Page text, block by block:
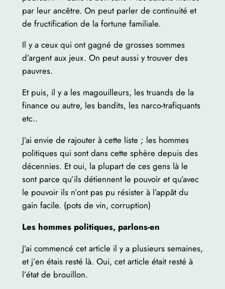
par leur ancêtre. On peut parler de continuité et
de fructification de la fortune familiale.
Il y a ceux qui ont gagné de grosses sommes
d’argent aux jeux. On peut aussi y trouver des
pauvres.
Et puis, il y a les magouilleurs, les truands de la
finance ou autre, les bandits, les narco-trafiquants
etc..
J’ai envie de rajouter à cette liste ; les hommes
politiques qui sont dans cette sphère depuis des
décennies. Et oui, la plupart de ces gens là le
sont parce qu’ils détiennent le pouvoir et qu’avec
le pouvoir ils n’ont pas pu résister à l’appât du
gain facile. (pots de vin, corruption)
Les hommes politiques, parlons-en
J’ai commencé cet article il y a plusieurs semaines,
et j’en étais resté là. Oui, cet article était resté à
l’état de brouillon.